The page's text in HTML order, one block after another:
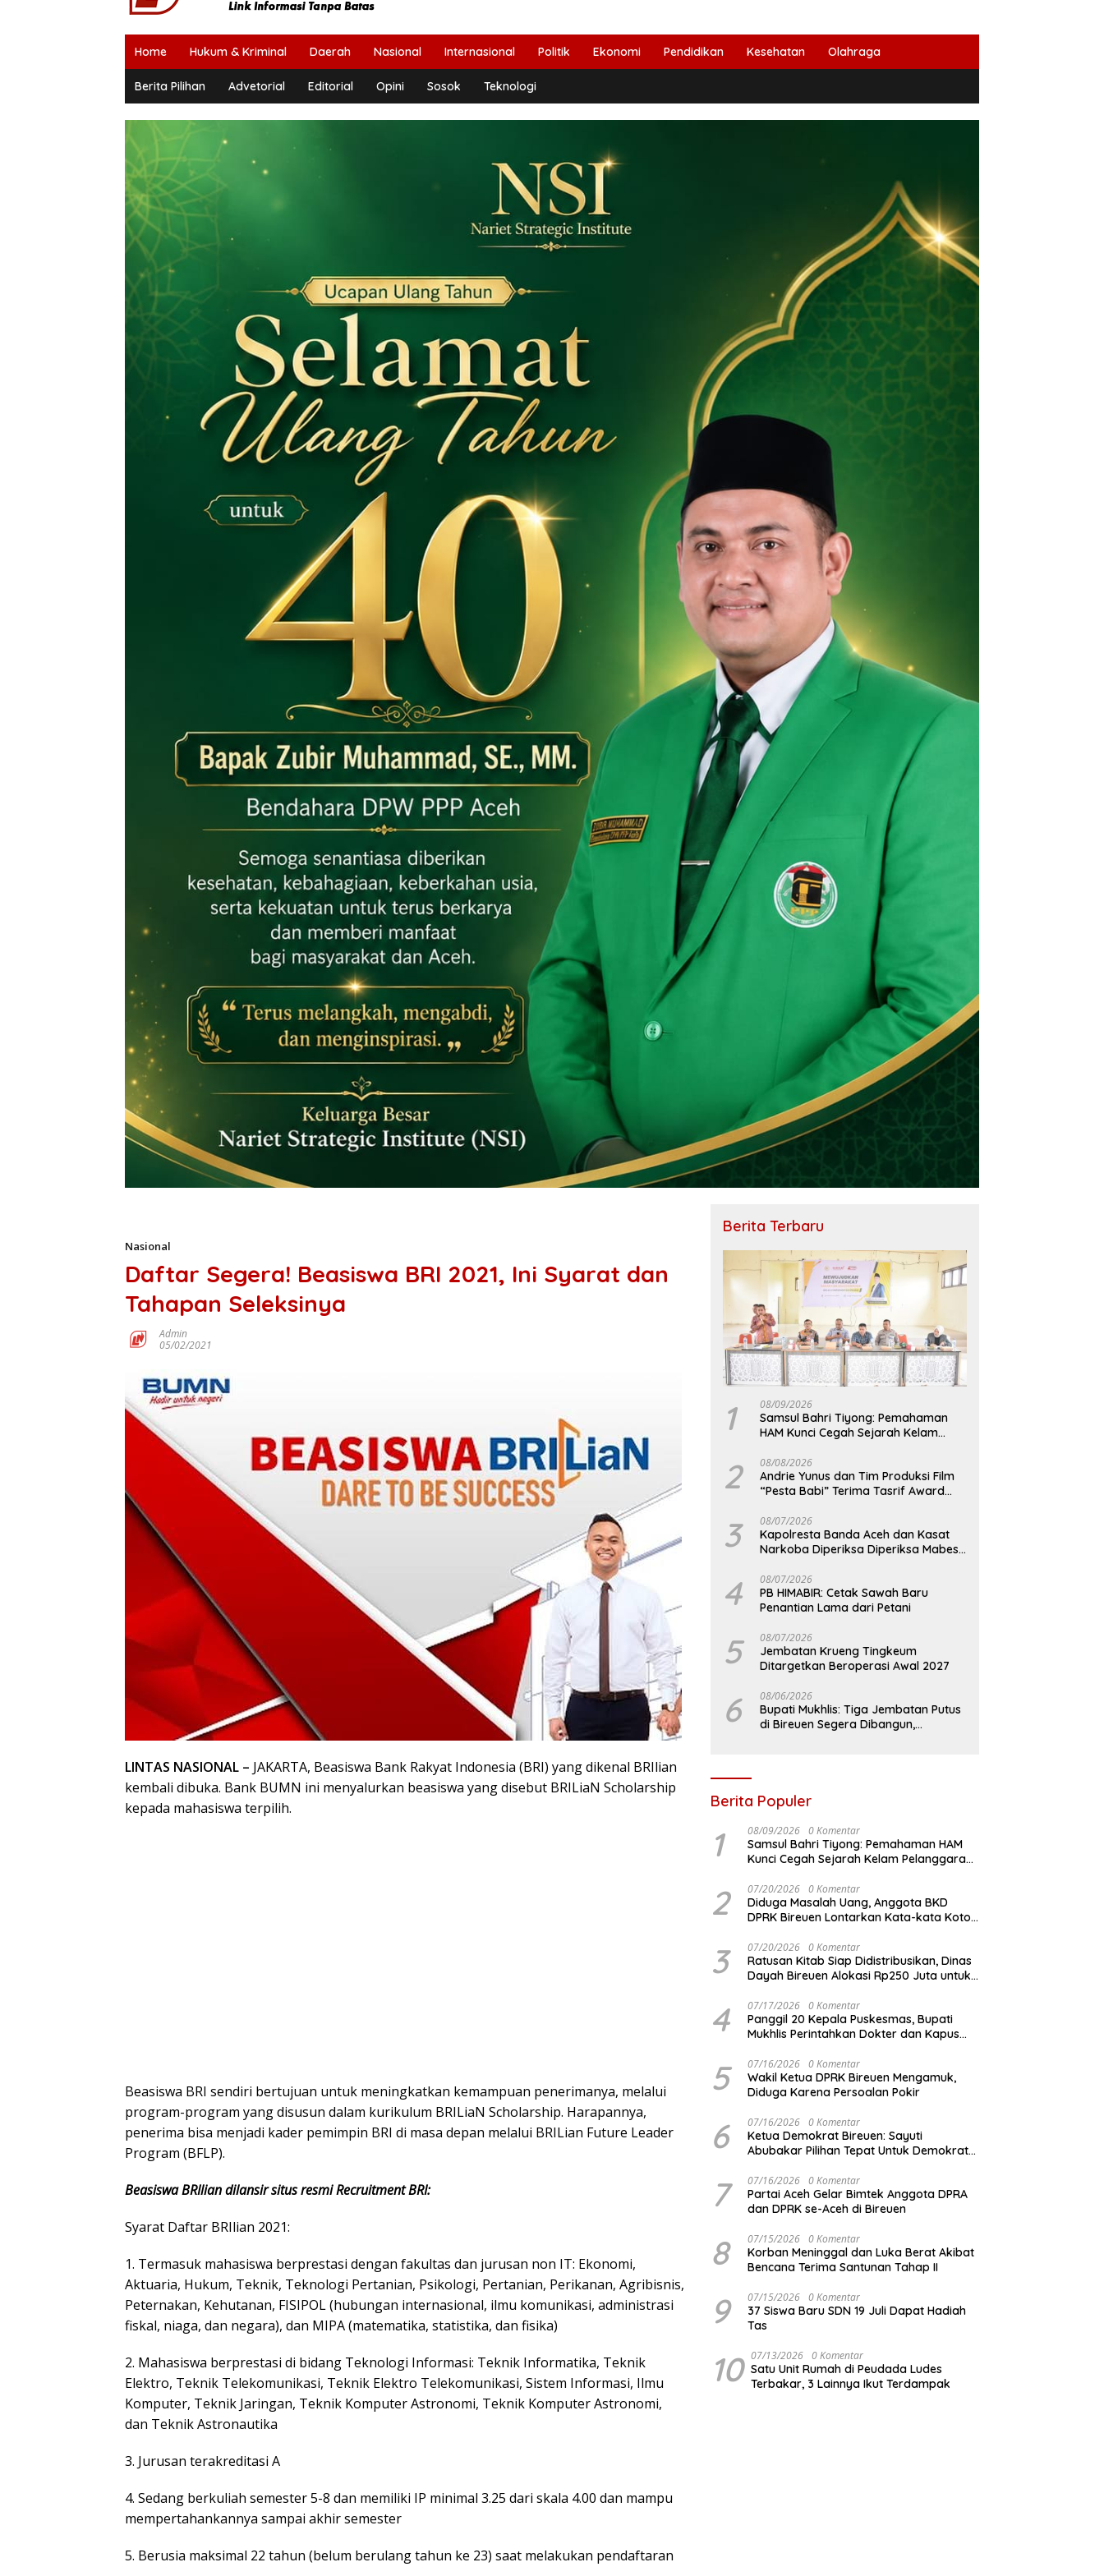
Home Hukum & Kriminal Daerah Nasional Internasional Politik Ekonomi Pendidikan Kesehatan Olahraga
Berita Pilihan Advetorial Editorial Opini Sosok Teknologi
Nasional
Daftar Segera! Beasiswa BRI 2021, Ini Syarat dan
Tahapan Seleksinya
Admin
05/02/2021
LINTAS NASIONAL – JAKARTA, Beasiswa Bank Rakyat Indonesia (BRI) yang dikenal BRIlian
kembali dibuka. Bank BUMN ini menyalurkan beasiswa yang disebut BRILiaN Scholarship
kepada mahasiswa terpilih.
Beasiswa BRI sendiri bertujuan untuk meningkatkan kemampuan penerimanya, melalui
program-program yang disusun dalam kurikulum BRILiaN Scholarship. Harapannya,
penerima bisa menjadi kader pemimpin BRI di masa depan melalui BRILian Future Leader
Program (BFLP).
Beasiswa BRIlian dilansir situs resmi Recruitment BRI:
Syarat Daftar BRIlian 2021:
1. Termasuk mahasiswa berprestasi dengan fakultas dan jurusan non IT: Ekonomi,
Aktuaria, Hukum, Teknik, Teknologi Pertanian, Psikologi, Pertanian, Perikanan, Agribisnis,
Peternakan, Kehutanan, FISIPOL (hubungan internasional, ilmu komunikasi, administrasi
fiskal, niaga, dan negara), dan MIPA (matematika, statistika, dan fisika)
2. Mahasiswa berprestasi di bidang Teknologi Informasi: Teknik Informatika, Teknik
Elektro, Teknik Telekomunikasi, Teknik Elektro Telekomunikasi, Sistem Informasi, Ilmu
Komputer, Teknik Jaringan, Teknik Komputer Astronomi, Teknik Komputer Astronomi,
dan Teknik Astronautika
3. Jurusan terakreditasi A
4. Sedang berkuliah semester 5-8 dan memiliki IP minimal 3.25 dari skala 4.00 dan mampu
mempertahankannya sampai akhir semester
5. Berusia maksimal 22 tahun (belum berulang tahun ke 23) saat melakukan pendaftaran
Berita Terbaru
1 08/09/2026
Samsul Bahri Tiyong: Pemahaman
HAM Kunci Cegah Sejarah Kelam
2 08/08/2026
Andrie Yunus dan Tim Produksi Film
“Pesta Babi” Terima Tasrif Award
3 08/07/2026
Kapolresta Banda Aceh dan Kasat
Narkoba Diperiksa Diperiksa Mabes
4 08/07/2026
PB HIMABIR: Cetak Sawah Baru
Penantian Lama dari Petani
5 08/07/2026
Jembatan Krueng Tingkeum
Ditargetkan Beroperasi Awal 2027
6 08/06/2026
Bupati Mukhlis: Tiga Jembatan Putus
di Bireuen Segera Dibangun,
Berita Populer
1 08/09/2026 0 Komentar
Samsul Bahri Tiyong: Pemahaman HAM
Kunci Cegah Sejarah Kelam Pelanggaran
2 07/20/2026 0 Komentar
Diduga Masalah Uang, Anggota BKD
DPRK Bireuen Lontarkan Kata-kata Kotor
3 07/20/2026 0 Komentar
Ratusan Kitab Siap Didistribusikan, Dinas
Dayah Bireuen Alokasi Rp250 Juta untuk
4 07/17/2026 0 Komentar
Panggil 20 Kepala Puskesmas, Bupati
Mukhlis Perintahkan Dokter dan Kapus
5 07/16/2026 0 Komentar
Wakil Ketua DPRK Bireuen Mengamuk,
Diduga Karena Persoalan Pokir
6 07/16/2026 0 Komentar
Ketua Demokrat Bireuen: Sayuti
Abubakar Pilihan Tepat Untuk Demokrat
7 07/16/2026 0 Komentar
Partai Aceh Gelar Bimtek Anggota DPRA
dan DPRK se-Aceh di Bireuen
8 07/15/2026 0 Komentar
Korban Meninggal dan Luka Berat Akibat
Bencana Terima Santunan Tahap II
9 07/15/2026 0 Komentar
37 Siswa Baru SDN 19 Juli Dapat Hadiah
Tas
10 07/13/2026 0 Komentar
Satu Unit Rumah di Peudada Ludes
Terbakar, 3 Lainnya Ikut Terdampak